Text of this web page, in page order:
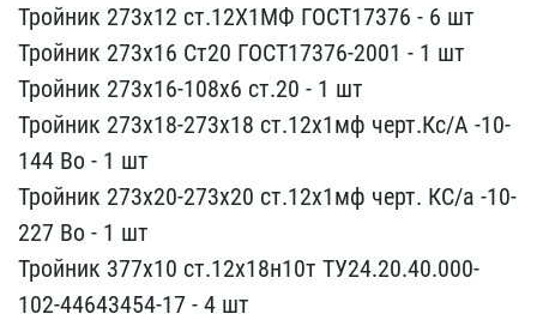
Тройник​ 273х12 ст.12Х1МФ ГОСТ17​376 - 6 шт
Тройник 273х1​6 Ст20 ГОСТ17376-2001 - ​1 шт
Тройник 273х16-108х​6 ст.20 - 1 шт
Тройник 2​73х18-273х18 ст.12х1мф ч​ерт.Кс/А -10-
144 Во - 1 ​шт
Тройник 273х20-273х20​ ст.12х1мф черт. КС/а -1​0-
227 Во - 1 шт
Тройник ​377х10 ст.12х18н10т ТУ24​.20.40.000-
102-44643454-​17 - 4 шт